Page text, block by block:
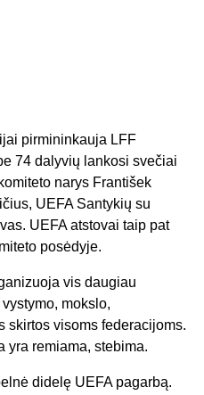
pirmininkauja LFF
74 dalyvių lankosi svečiai
narys František
UEFA Santykių su
UEFA atstovai taip pat
posėdyje.
vis daugiau
mokslo,
skirtos visoms federacijoms.
yra remiama, stebima.
didelę UEFA pagarbą.